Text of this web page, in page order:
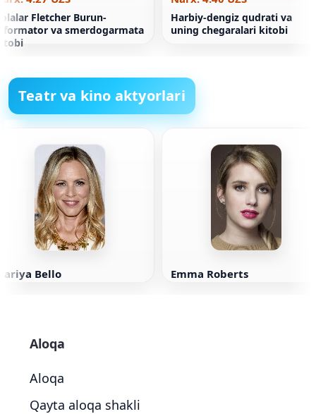
Fletcher Burun-
va smerdogarmata
Harbiy-dengiz qudrati va
uning chegaralari kitobi
Teatr va kino aktyorlari
Bello Emma Roberts
Aloqa
Aloqa
Qayta aloqa shakli